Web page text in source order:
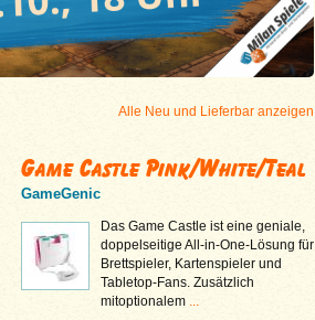
Alle Neu und Lieferbar anzeigen
Game Castle Pink/White/Teal
GameGenic
Das Game Castle ist eine geniale,
doppelseitige All-in-One-Lösung für
Brettspieler, Kartenspieler und
Tabletop-Fans. Zusätzlich
mitoptionalem ...